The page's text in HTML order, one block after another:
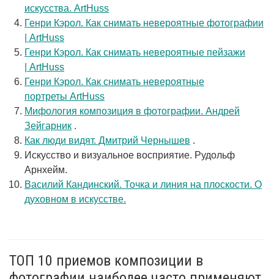
искусства. ArtHuss
Генри Кэрол. Как снимать невероятные фотографии
| ArtHuss
Генри Кэрол. Как снимать невероятные пейзажи
| ArtHuss
Генри Кэрол. Как снимать невероятные
портреты ArtHuss
Мифология композиция в фотографии. Андрей
Зейгарник .
Как люди видят. Дмитрий Чернышев .
Искусство и визуальное восприятие. Рудольф
Арнхейм.
Василий Кандинский. Точка и линия на плоскости. О
духовном в искусстве.
ТОП 10 приемов композиции в